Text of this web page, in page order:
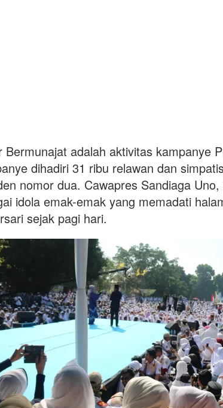
Bermunajat adalah aktivitas kampanye
dihadiri 31 ribu relawan dan
nomor dua. Cawapres Sandiaga
idola emak-emak yang memadati
sejak pagi hari.